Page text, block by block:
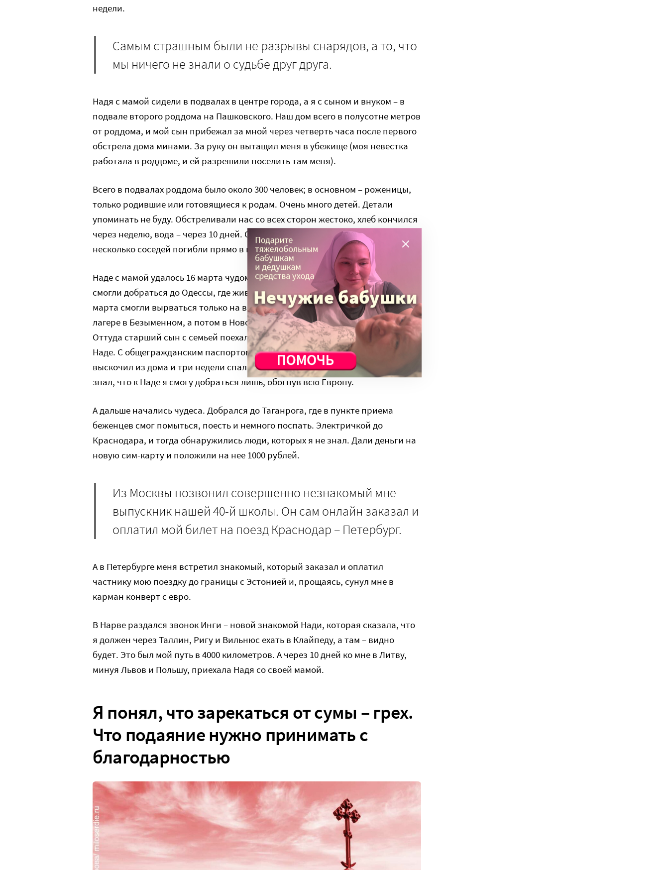
недели.
Самым страшным были не разрывы снарядов, а то, что
мы ничего не знали о судьбе друг друга.
Надя с мамой сидели в подвалах в центре города, а я с сыном и внуком – в
подвале второго роддома на Пашковского. Наш дом всего в полусотне метров
от роддома, и мой сын прибежал за мной через четверть часа после первого
обстрела дома минами. За руку он вытащил меня в убежище (моя невестка
работала в роддоме, и ей разрешили поселить там меня).
Всего в подвалах роддома было около 300 человек; в основном – роженицы,
только родившие или готовящиеся к родам. Очень много детей. Детали
упоминать не буду. Обстреливали нас со всех сторон жестоко, хлеб кончился
через неделю, вода – через 10 дней. От нашего дома мало что осталось,
несколько соседей погибли прямо в квартирах.
Наде с мамой удалось 16 марта чудом выехать, но – только на запад; и они
смогли добраться до Одессы, где живет наш младший, Тимофей. А мы 23
марта смогли вырваться только на восток. Неделю провели в палаточном
лагере в Безыменном, а потом в Новоазовске. И только 30-го прошли границу.
Оттуда старший сын с семьей поехал в Ростов. А я начал свое путешествие к
Наде. С общегражданским паспортом, без копейки денег, в одежде, в которой
выскочил из дома и три недели спал в подвале, не раздеваясь и не моясь. И
знал, что к Наде я смогу добраться лишь, обогнув всю Европу.
А дальше начались чудеса. Добрался до Таганрога, где в пункте приема
беженцев смог помыться, поесть и немного поспать. Электричкой до
Краснодара, и тогда обнаружились люди, которых я не знал. Дали деньги на
новую сим-карту и положили на нее 1000 рублей.
Из Москвы позвонил совершенно незнакомый мне
выпускник нашей 40-й школы. Он сам онлайн заказал и
оплатил мой билет на поезд Краснодар – Петербург.
А в Петербурге меня встретил знакомый, который заказал и оплатил
частнику мою поездку до границы с Эстонией и, прощаясь, сунул мне в
карман конверт с евро.
В Нарве раздался звонок Инги – новой знакомой Нади, которая сказала, что
я должен через Таллин, Ригу и Вильнюс ехать в Клайпеду, а там – видно
будет. Это был мой путь в 4000 километров. А через 10 дней ко мне в Литву,
минуя Львов и Польшу, приехала Надя со своей мамой.
Я понял, что зарекаться от сумы – грех.
Что подаяние нужно принимать с
благодарностью